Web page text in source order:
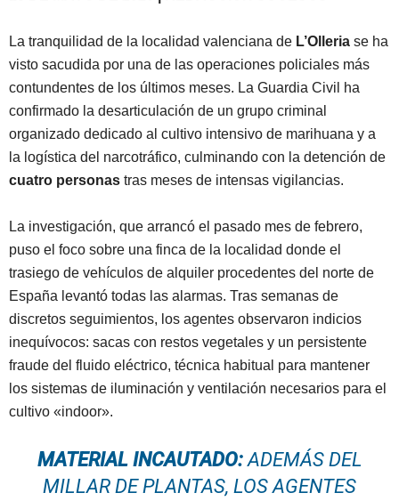
La tranquilidad de la localidad valenciana de L’Olleria se ha
visto sacudida por una de las operaciones policiales más
contundentes de los últimos meses. La Guardia Civil ha
confirmado la desarticulación de un grupo criminal
organizado dedicado al cultivo intensivo de marihuana y a
la logística del narcotráfico, culminando con la detención de
cuatro personas tras meses de intensas vigilancias.
La investigación, que arrancó el pasado mes de febrero,
puso el foco sobre una finca de la localidad donde el
trasiego de vehículos de alquiler procedentes del norte de
España levantó todas las alarmas. Tras semanas de
discretos seguimientos, los agentes observaron indicios
inequívocos: sacas con restos vegetales y un persistente
fraude del fluido eléctrico, técnica habitual para mantener
los sistemas de iluminación y ventilación necesarios para el
cultivo «indoor».
MATERIAL INCAUTADO:ADEMÁS DEL
MILLAR DE PLANTAS, LOS AGENTES